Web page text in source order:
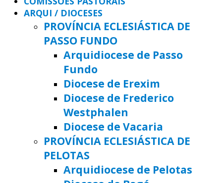
ARQUI / DIOCESES
PROVÍNCIA ECLESIÁSTICA DE
PASSO FUNDO
Arquidiocese de Passo
Fundo
Diocese de Erexim
Diocese de Frederico
Westphalen
Diocese de Vacaria
PROVÍNCIA ECLESIÁSTICA DE
PELOTAS
Arquidiocese de Pelotas